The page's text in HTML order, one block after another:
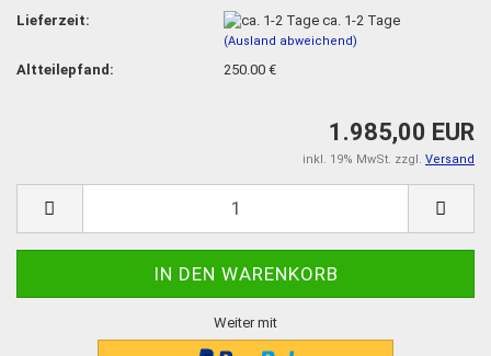
Lieferzeit:
ca. 1-2 Tage
(Ausland abweichend)
Altteilepfand: 250.00 €
1.985,00 EUR
inkl. 19% MwSt. zzgl. Versand
Weiter mit